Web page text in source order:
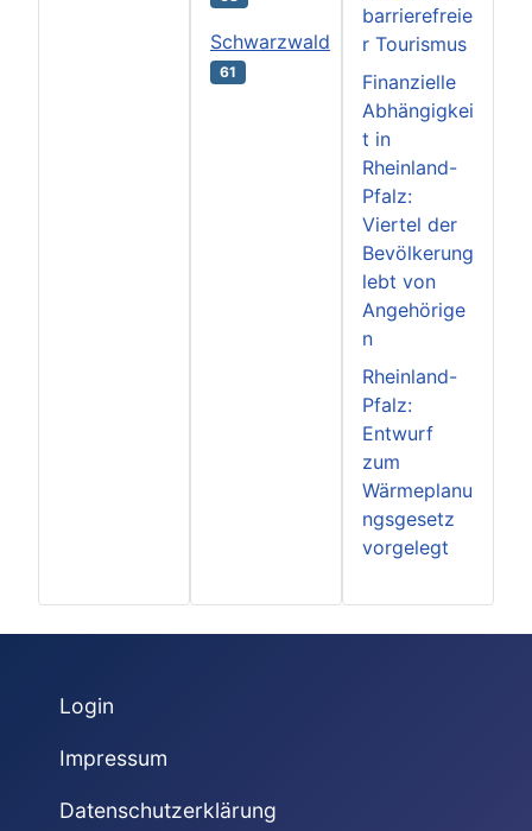
Schwarzwald
61
barrierefreie
r Tourismus
Finanzielle
Abhängigkei
t in
Rheinland-
Pfalz:
Viertel der
Bevölkerung
lebt von
Angehörige
n
Rheinland-
Pfalz:
Entwurf
zum
Wärmeplanu
ngsgesetz
vorgelegt
Login
Impressum
Datenschutzerklärung